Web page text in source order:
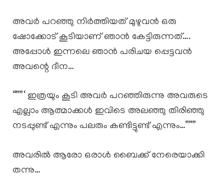
അവർ പറഞ്ഞു നിർത്തിയത് മുഴുവൻ ഒരു
ഷോക്കോട് കൂടിയാണ് ഞാൻ കേട്ടിരുന്നത്….
അപ്പോൾ ഇന്നലെ ഞാൻ പരിചയ പ്പെട്ടവൻ
അവന്റെ ദീന…
“””‘ ഇത്രയും കൂടി അവർ പറഞ്ഞിരുന്നു അവരുടെ
എല്ലാം ആത്മാക്കൾ ഇവിടെ അലഞ്ഞു തിരിഞ്ഞു
നടപ്പുണ്ട് എന്നും പലരും കണ്ടിട്ടുണ്ട് എന്നും…”””
അവരിൽ ആരോ ഒരാൾ ബൈക്ക് നേരെയാക്കി
തന്നു…